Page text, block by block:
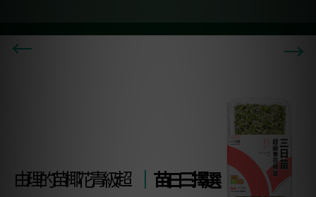
→ →
選擇三日苗
超級青花椰苗的理由